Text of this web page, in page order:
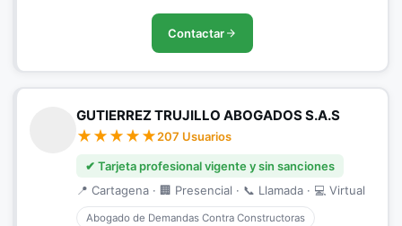
Contactar
GUTIERREZ TRUJILLO ABOGADOS S.A.S
207 Usuarios
✔ Tarjeta profesional vigente y sin sanciones
📍 Cartagena · 🏢 Presencial · 📞 Llamada · 💻 Virtual
Abogado de Demandas Contra Constructoras